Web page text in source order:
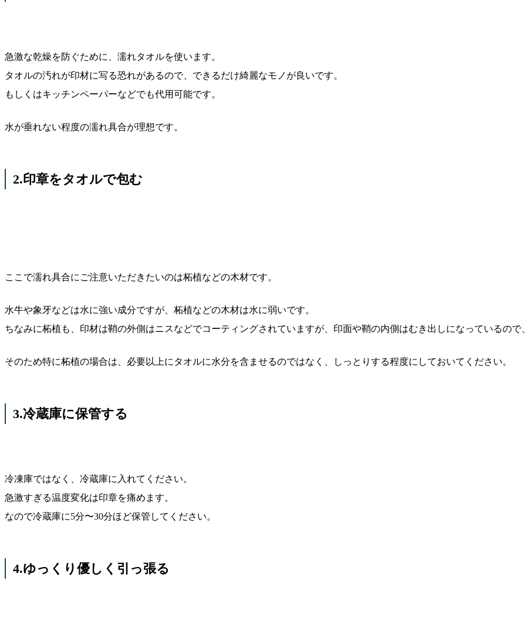
急激な乾燥を防ぐために、濡れタオルを使います。
タオルの汚れが印材に写る恐れがあるので、できるだけ綺麗なモノが良いです。
もしくはキッチンペーパーなどでも代用可能です。
水が垂れない程度の濡れ具合が理想です。
2.印章をタオルで包む
ここで濡れ具合にご注意いただきたいのは柘植などの木材です。
水牛や象牙などは水に強い成分ですが、柘植などの木材は水に弱いです。
ちなみに柘植も、印材は鞘の外側はニスなどでコーティングされていますが、印面や鞘の内側はむき出しになっているので
そのため特に柘植の場合は、必要以上にタオルに水分を含ませるのではなく、しっとりする程度にしておいてください。
3.冷蔵庫に保管する
冷凍庫ではなく、冷蔵庫に入れてください。
急激すぎる温度変化は印章を痛めます。
なので冷蔵庫に5分〜30分ほど保管してください。
4.ゆっくり優しく引っ張る